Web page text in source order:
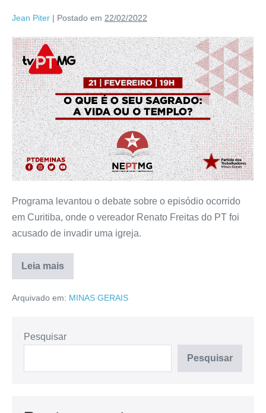
Jean Piter | Postado em 22/02/2022
Programa levantou o debate sobre o episódio ocorrido
em Curitiba, onde o vereador Renato Freitas do PT foi
acusado de invadir uma igreja.
Leia mais
Arquivado em: MINAS GERAIS
Pesquisar
Pesquisar